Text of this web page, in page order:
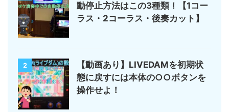
動停止方法はこの3種類！【1コー
ラス・2コーラス・後奏カット】
2
【動画あり】LIVEDAMを初期状
態に戻すには本体の○○ボタンを
操作せよ！